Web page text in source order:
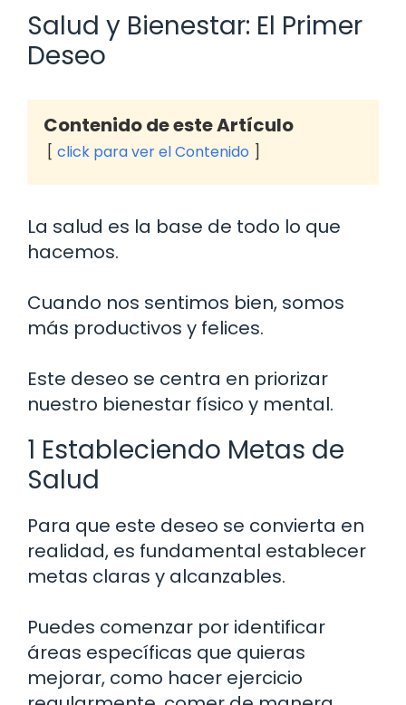
Salud y Bienestar: El Primer
Deseo
Contenido de este Artículo
click para ver el Contenido
La salud es la base de todo lo que
hacemos.
Cuando nos sentimos bien, somos
más productivos y felices.
Este deseo se centra en priorizar
nuestro bienestar físico y mental.
1 Estableciendo Metas de
Salud
Para que este deseo se convierta en
realidad, es fundamental establecer
metas claras y alcanzables.
Puedes comenzar por identificar
áreas específicas que quieras
mejorar, como hacer ejercicio